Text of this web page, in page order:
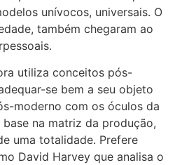
unívocos, universais. O
também chegaram ao
utiliza conceitos pós-
se bem a seu objeto
moderno com os óculos da
na matriz da produção,
uma totalidade. Prefere
David Harvey que analisa o